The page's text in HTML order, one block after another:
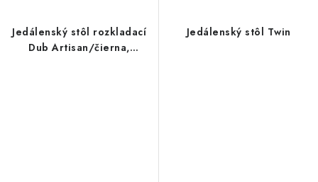
Jedálenský stôl rozkladací
Dub Artisan/čierna,
Jedálenský stôl Twin